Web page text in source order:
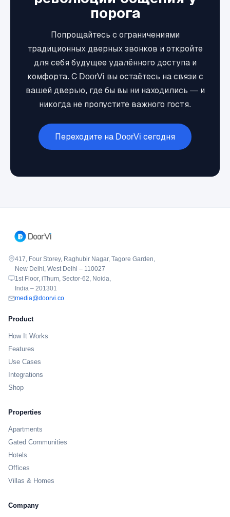
порога
Попрощайтесь с ограничениями
традиционных дверных звонков и откройте
для себя будущее удалённого доступа и
комфорта. С DoorVi вы остаётесь на связи с
вашей дверью, где бы вы ни находились — и
никогда не пропустите важного гостя.
Переходите на DoorVi сегодня
417, Four Storey, Raghubir Nagar, Tagore Garden,
New Delhi, West Delhi – 110027
1st Floor, iThum, Sector-62, Noida,
India – 201301
media@doorvi.co
Product
How It Works
Features
Use Cases
Integrations
Shop
Properties
Apartments
Gated Communities
Hotels
Offices
Villas & Homes
Company